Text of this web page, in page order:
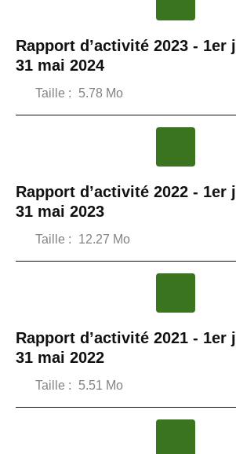
Rapport d’activité 2023 - 1er
31 mai 2024
Taille : 5.78 Mo
Rapport d’activité 2022 - 1er
31 mai 2023
Taille : 12.27 Mo
Rapport d’activité 2021 - 1er
31 mai 2022
Taille : 5.51 Mo